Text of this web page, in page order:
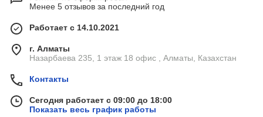
Менее 5 отзывов за последний год
Работает с 14.10.2021
г. Алматы
Назарбаева 235, 1 этаж 18 офис , Алматы, Казахстан
Контакты
Сегодня работает с 09:00 до 18:00
Показать весь график работы